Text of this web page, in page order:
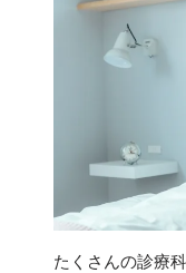
たくさんの診療